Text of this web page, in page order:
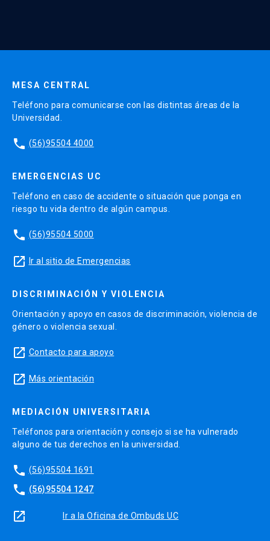
MESA CENTRAL
Teléfono para comunicarse con las distintas áreas de la
Universidad.
phone (56)95504 4000
EMERGENCIAS UC
Teléfono en caso de accidente o situación que ponga en
riesgo tu vida dentro de algún campus.
phone (56)95504 5000
launch Ir al sitio de Emergencias
DISCRIMINACIÓN Y VIOLENCIA
Orientación y apoyo en casos de discriminación, violencia de
género o violencia sexual.
launch Contacto para apoyo
launch Más orientación
MEDIACIÓN UNIVERSITARIA
Teléfonos para orientación y consejo si se ha vulnerado
alguno de tus derechos en la universidad.
phone (56)95504 1691
phone (56)95504 1247
launch Ir a la Oficina de Ombuds UC